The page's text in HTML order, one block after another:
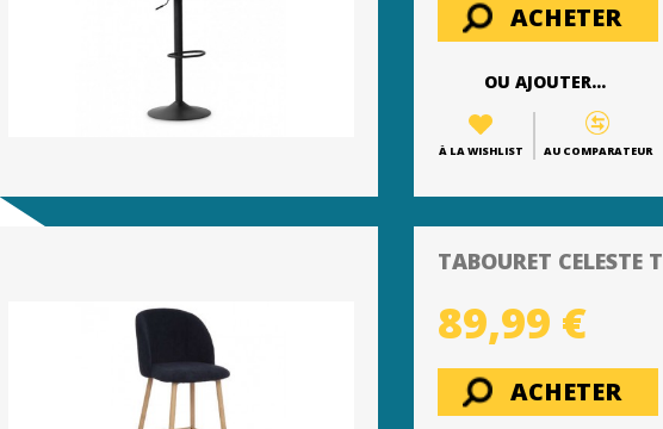
ACHETER
OU AJOUTER...
À LA WISHLIST AU COMPARATEUR
TABOURET CELESTE
89,99 €
ACHETER